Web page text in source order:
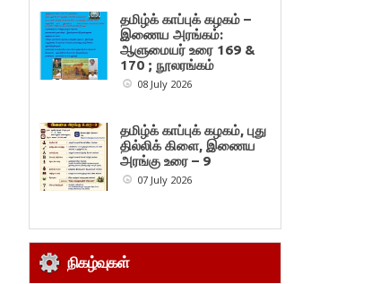
தமிழ்க் காப்புக் கழகம் –
இணைய அரங்கம்:
ஆளுமையர் உரை 169 &
170 ; நூலரங்கம்
08 July 2026
தமிழ்க் காப்புக் கழகம், புது
தில்லிக் கிளை, இணைய
அரங்கு உரை – 9
07 July 2026
நிகழ்வுகள்